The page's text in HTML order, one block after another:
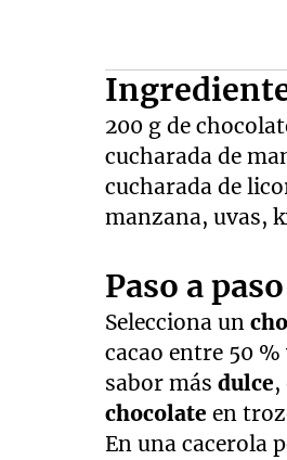
200 g de
cucharada de
cucharada de
manzana, uvas,
Paso a
Selecciona un
cacao entre 50
sabor másdulce
chocolateen
En una cacerola